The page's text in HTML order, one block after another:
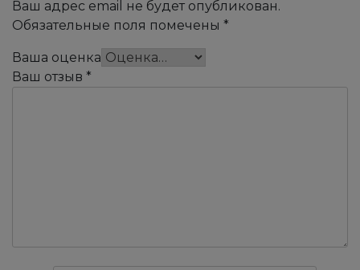
Ваш адрес email не будет опубликован.
Обязательные поля помечены *
Ваша оценка
Ваш отзыв *